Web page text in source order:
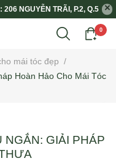
NGUYỄN TRÃI, P.2, Q.5
0
mái tóc đẹp /
Hoàn Hảo Cho Mái Tóc
GIẢI PHÁP